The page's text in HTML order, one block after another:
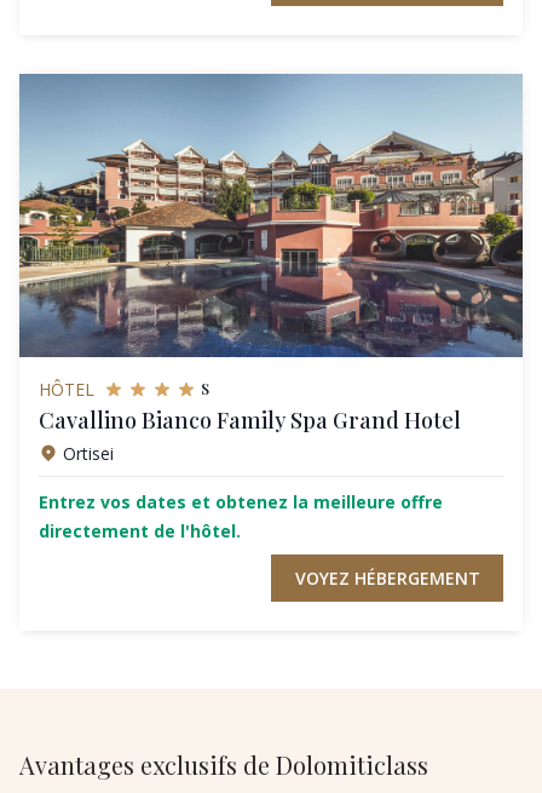
HÔTEL s
Cavallino Bianco Family Spa Grand Hotel
Ortisei
Entrez vos dates et obtenez la meilleure offre
directement de l'hôtel.
VOYEZ HÉBERGEMENT
Avantages exclusifs de Dolomiticlass